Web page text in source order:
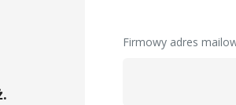
Firmowy adres